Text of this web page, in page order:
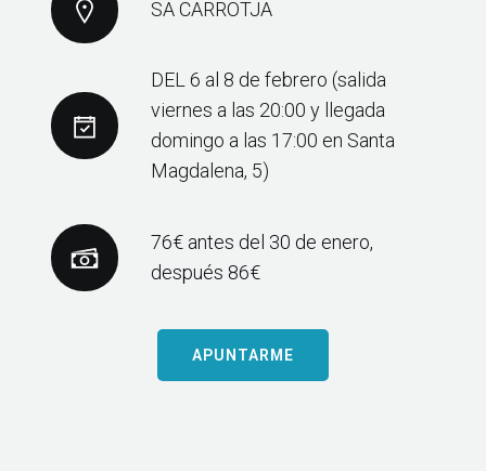
SA CARROTJA
DEL 6 al 8 de febrero (salida
viernes a las 20:00 y llegada
domingo a las 17:00 en Santa
Magdalena, 5)
76€ antes del 30 de enero,
después 86€
APUNTARME